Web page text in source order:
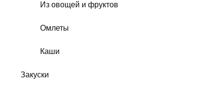
Из овощей и фруктов
Омлеты
Каши
Закуски